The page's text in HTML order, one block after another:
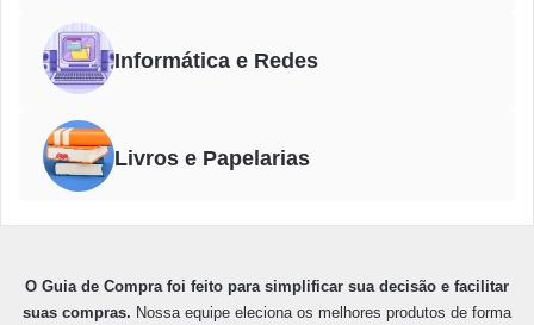
Informática e Redes
Livros e Papelarias
O Guia de Compra foi feito para simplificar sua decisão e facilitar
suas compras. Nossa equipe eleciona os melhores produtos de forma